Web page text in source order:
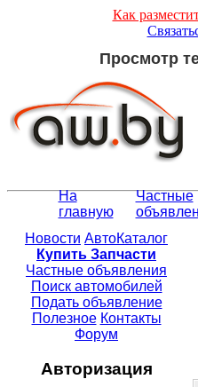
Как
Просмотр
На
главную
Частные
Новости АвтоКаталог
Купить Запчасти
Частные объявления
Поиск автомобилей
Подать объявление
Полезное Контакты
Форум
Авторизация